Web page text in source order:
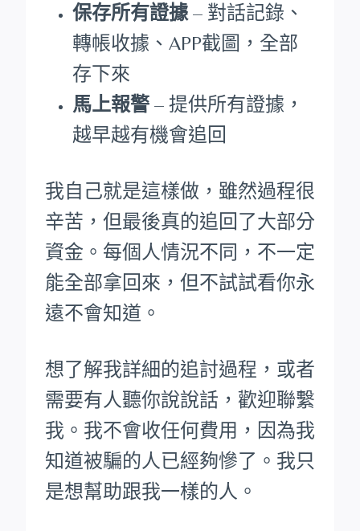
保存所有證據 – 對話記錄、
轉帳收據、APP截圖，全部
存下來
馬上報警 – 提供所有證據，
越早越有機會追回
我自己就是這樣做，雖然過程很
辛苦，但最後真的追回了大部分
資金。每個人情況不同，不一定
能全部拿回來，但不試試看你永
遠不會知道。
想了解我詳細的追討過程，或者
需要有人聽你說說話，歡迎聯繫
我。我不會收任何費用，因為我
知道被騙的人已經夠慘了。我只
是想幫助跟我一樣的人。